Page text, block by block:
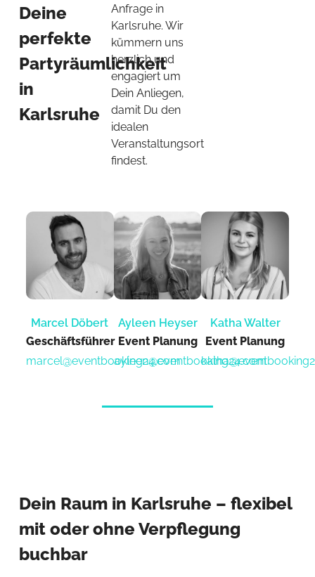
Deine
perfekte
Partyräumlichkeit
in
Karlsruhe
Anfrage in
Karlsruhe. Wir
kümmern uns
herzlich und
engagiert um
Dein Anliegen,
damit Du den
idealen
Veranstaltungsort
findest.
Marcel Döbert
Geschäftsführer
marcel@eventbooking24.com
Ayleen Heyser
Event Planung​
ayleen@eventbooking24.com
Katha Walter
Event Planung​
Dein Raum in Karlsruhe – flexibel
mit oder ohne Verpflegung
buchbar